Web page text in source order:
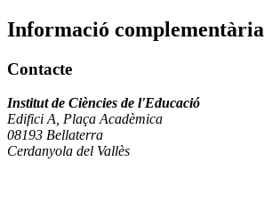
Informació complementària
Contacte
Institut de Ciències de l'Educació
Edifici A, Plaça Acadèmica
08193 Bellaterra
Cerdanyola del Vallès